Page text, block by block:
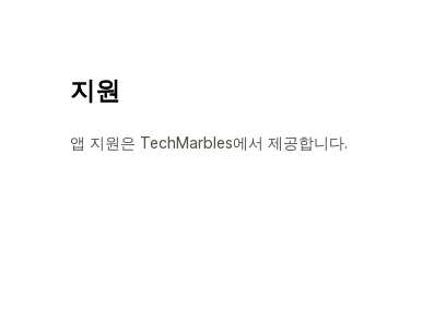
지원
앱 지원은 TechMarbles에서 제공합니다.